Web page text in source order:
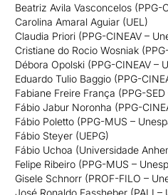
Beatriz Avila Vasconcelos (PPG-
Carolina Amaral Aguiar (UEL)
Claudia Priori (PPG-CINEAV –
Cristiane do Rocio Wosniak
Débora Opolski (PPG-CINEAV –
Eduardo Tulio Baggio (PPG-
Fabiane Freire França (PPG-
Fábio Jabur Noronha (PPG-
Fábio Poletto (PPG-MUS –
Fábio Steyer (UEPG)
Fábio Uchoa (Universidade
Felipe Ribeiro (PPG-MUS –
Gisele Schnorr (PROF-FILO –
José Ronaldo Fassheber (PALI –